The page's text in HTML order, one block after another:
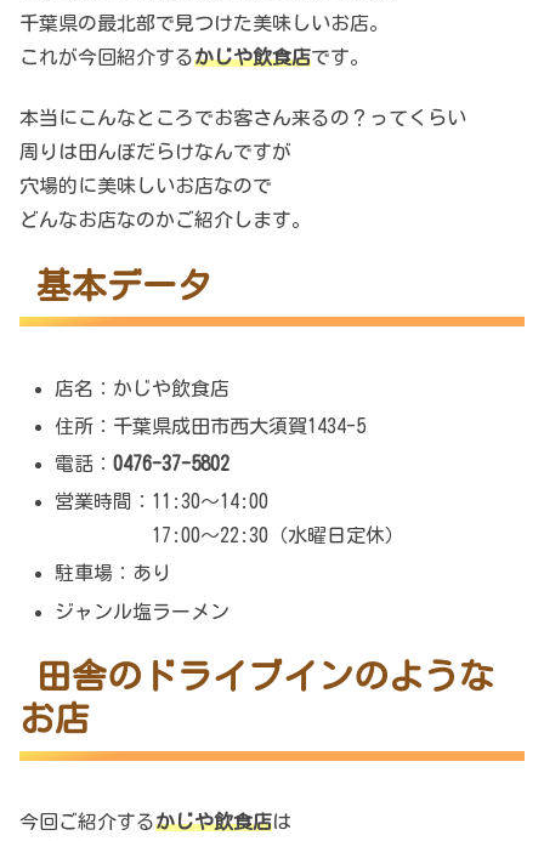
千葉県の最北部で見つけた美味しいお店。
これが今回紹介するかじや飲食店です。
本当にこんなところでお客さん来るの？ってくらい
周りは田んぼだらけなんですが
穴場的に美味しいお店なので
どんなお店なのかご紹介します。
基本データ
店名：かじや飲食店
住所：千葉県成田市西大須賀1434-5
電話：0476-37-5802
営業時間：11:30～14:00
17:00～22:30（水曜日定休）
駐車場：あり
ジャンル塩ラーメン
田舎のドライブインのような
お店
今回ご紹介するかじや飲食店は